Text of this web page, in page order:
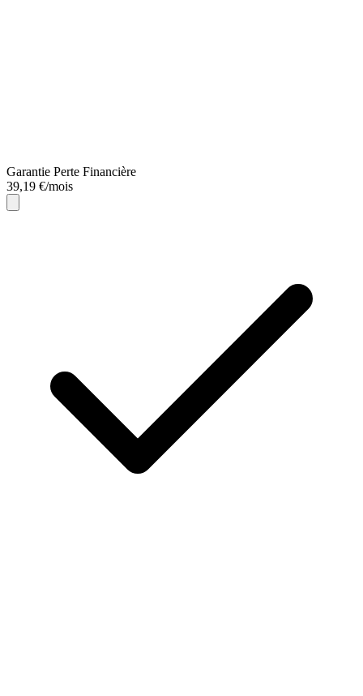
Garantie Perte Financière
39,19 €/mois